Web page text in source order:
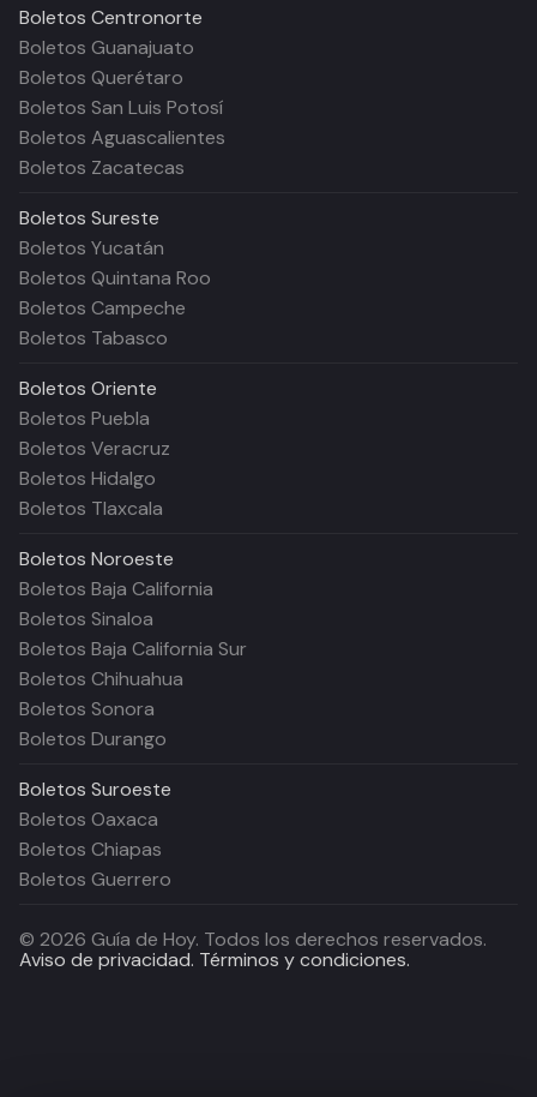
Boletos Centronorte
Boletos Guanajuato
Boletos Querétaro
Boletos San Luis Potosí
Boletos Aguascalientes
Boletos Zacatecas
Boletos Sureste
Boletos Yucatán
Boletos Quintana Roo
Boletos Campeche
Boletos Tabasco
Boletos Oriente
Boletos Puebla
Boletos Veracruz
Boletos Hidalgo
Boletos Tlaxcala
Boletos Noroeste
Boletos Baja California
Boletos Sinaloa
Boletos Baja California Sur
Boletos Chihuahua
Boletos Sonora
Boletos Durango
Boletos Suroeste
Boletos Oaxaca
Boletos Chiapas
Boletos Guerrero
© 2026 Guía de Hoy. Todos los derechos reservados.
Aviso de privacidad. Términos y condiciones.